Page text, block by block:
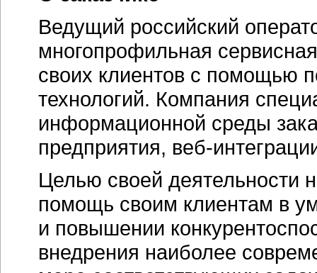
Ведущий российский
многопрофильная
своих клиентов с помощью
технологий. Компания
информационной среды
предприятия, веб-
Целью своей деятельности
помощь своим клиентам в
и повышении
внедрения наиболее